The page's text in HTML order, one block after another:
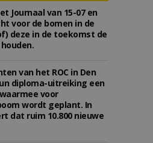
Journaal van 15-07 en
voor de bomen in de
deze in de toekomst de
van het ROC in Den
diploma-uitreiking een
voor
wordt geplant. In
dat ruim 10.800 nieuwe